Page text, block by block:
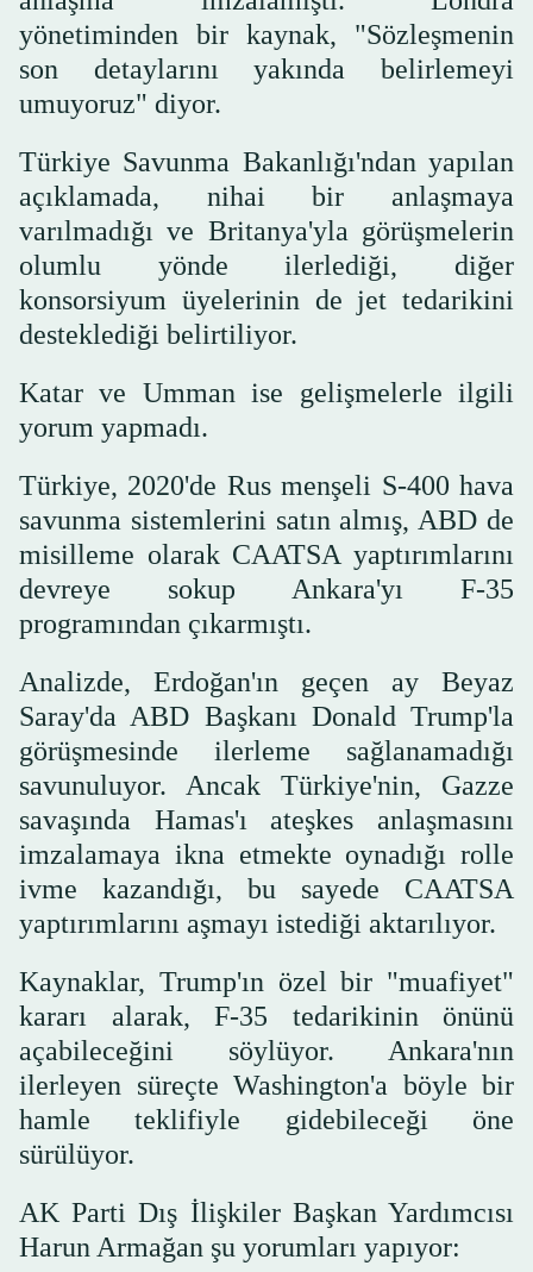
yönetiminden bir kaynak, "Sözleşmenin
son detaylarını yakında belirlemeyi
umuyoruz" diyor.
Türkiye Savunma Bakanlığı'ndan yapılan
açıklamada, nihai bir anlaşmaya
varılmadığı ve Britanya'yla görüşmelerin
olumlu yönde ilerlediği, diğer
konsorsiyum üyelerinin de jet tedarikini
desteklediği belirtiliyor.
Katar ve Umman ise gelişmelerle ilgili
yorum yapmadı.
Türkiye, 2020'de Rus menşeli S-400 hava
savunma sistemlerini satın almış, ABD de
misilleme olarak CAATSA yaptırımlarını
devreye sokup Ankara'yı F-35
programından çıkarmıştı.
Analizde, Erdoğan'ın geçen ay Beyaz
Saray'da ABD Başkanı Donald Trump'la
görüşmesinde ilerleme sağlanamadığı
savunuluyor. Ancak Türkiye'nin, Gazze
savaşında Hamas'ı ateşkes anlaşmasını
imzalamaya ikna etmekte oynadığı rolle
ivme kazandığı, bu sayede CAATSA
yaptırımlarını aşmayı istediği aktarılıyor.
Kaynaklar, Trump'ın özel bir "muafiyet"
kararı alarak, F-35 tedarikinin önünü
açabileceğini söylüyor. Ankara'nın
ilerleyen süreçte Washington'a böyle bir
hamle teklifiyle gidebileceği öne
sürülüyor.
AK Parti Dış İlişkiler Başkan Yardımcısı
Harun Armağan şu yorumları yapıyor: